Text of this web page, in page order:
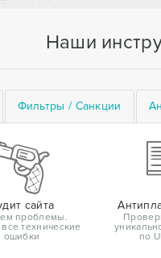
Наши
Фильтры / Санкции
сайта
проблемы.
технические
ошибки
по